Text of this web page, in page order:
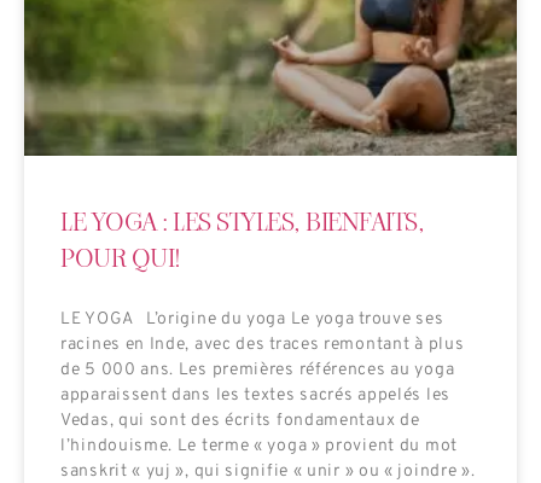
LE YOGA : LES STYLES, BIENFAITS,
POUR QUI!
LE YOGA L’origine du yoga Le yoga trouve ses
racines en Inde, avec des traces remontant à plus
de 5 000 ans. Les premières références au yoga
apparaissent dans les textes sacrés appelés les
Vedas, qui sont des écrits fondamentaux de
l’hindouisme. Le terme « yoga » provient du mot
sanskrit « yuj », qui signifie « unir » ou « joindre ».